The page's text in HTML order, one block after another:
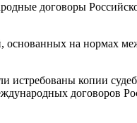
договоры
на нормах
копии
договоров